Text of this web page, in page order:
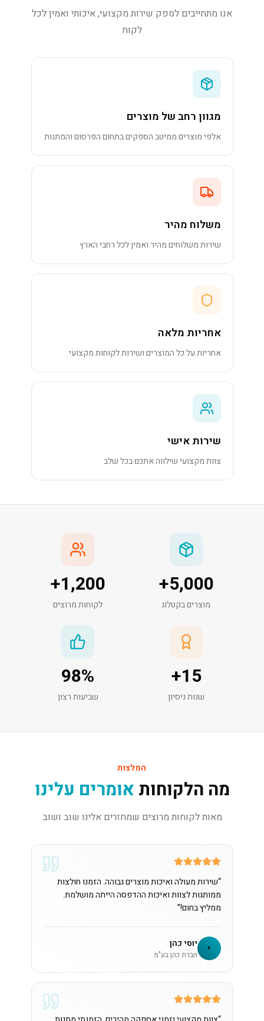
אנו מתחייבים לספק שירות מקצועי, איכותי ואמין לכל
לקוח
מגוון רחב של מוצרים
אלפי מוצרים ממיטב הספקים בתחום הפרסום והמתנות
משלוח מהיר
שירות משלוחים מהיר ואמין לכל רחבי הארץ
אחריות מלאה
אחריות על כל המוצרים ושירות לקוחות מקצועי
שירות אישי
צוות מקצועי שילווה אתכם בכל שלב
5,000
+
מוצרים בקטלוג
1,200
+
לקוחות מרוצים
15
+
שנות ניסיון
98%
שביעות רצון
המלצות
מה הלקוחות אומרים עלינו
מאות לקוחות מרוצים שמחזרים אלינו שוב ושוב
“שירות מעולה ואיכות מוצרים גבוהה. הזמנו חולצות
ממותגות לצוות ואיכות ההדפסה הייתה מושלמת.
ממליץ בחום!”
י יוסי כהן
חברת כהן בע"מ